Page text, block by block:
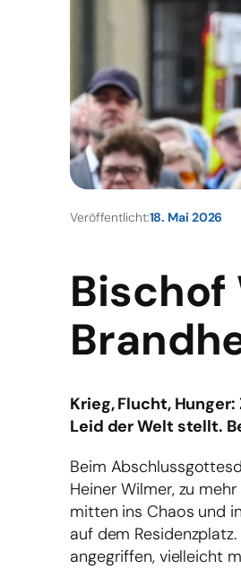
Veröffentlicht:18. Mai 2026
Bischof
Krieg, Flucht,
Leid der Welt stellt.
Beim
Heiner Wilmer, zu
mitten ins Chaos und
auf dem
angegriffen, vielleicht